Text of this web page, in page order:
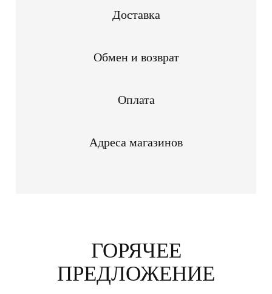
Доставка
Обмен и возврат
Оплата
Адреса магазинов
ГОРЯЧЕЕ
ПРЕДЛОЖЕНИЕ